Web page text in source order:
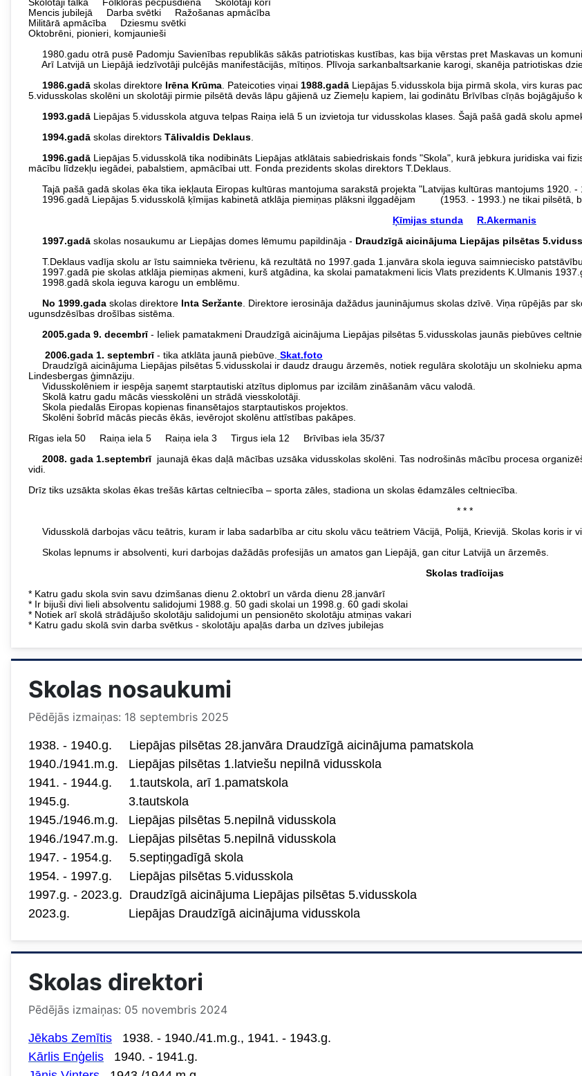
Mencis jubilejā Darba svētki Ražošanas apmācība
Militārā apmācība Dziesmu svētki
Oktobrēni, pionieri, komjaunieši
1980.gadu otrā pusē Padomju Savienības republikās sākās patriotiskas kustības, kas bija vērstas pret Maskavas un
Arī Latvijā un Liepājā iedzīvotāji pulcējās manifestācijās, mītiņos. Plīvoja sarkanbaltsarkanie karogi, skanēja patriotiskas
1986.gadā skolas direktore Irēna Krūma . Pateicoties viņai 1988.gadā Liepājas 5.vidusskola bija pirmā skola, virs kuras
5.vidusskolas skolēni un skolotāji pirmie pilsētā devās lāpu gājienā uz Ziemeļu kapiem, lai godinātu Brīvības cīņās bojāgājušo
1993.gadā Liepājas 5.vidusskola atguva telpas Raiņa ielā 5 un izvietoja tur vidusskolas klases. Šajā pašā gadā skolu
1994.gadā skolas direktors Tālivaldis Deklaus
1996.gadā Liepājas 5.vidusskolā tika nodibināts Liepājas atklātais sabiedriskais fonds "Skola", kurā jebkura juridiska vai
mācību līdzekļu iegādei, pabalstiem, apmācībai utt. Fonda prezidents skolas direktors T.Deklaus.
Tajā pašā gadā skolas ēka tika iekļauta Eiropas kultūras mantojuma sarakstā projekta "Latvijas kultūras mantojums 1920. -
1996.gadā Liepājas 5.vidusskolā ķīmijas kabinetā atklāja piemiņas plāksni ilggadējam (1953. - 1993.) ne tikai pilsētā,
Ķīmijas stunda
R.Akermanis
1997.gadā skolas nosaukumu ar Liepājas domes lēmumu papildināja - Draudzīgā aicinājuma Liepājas pilsētas
T.Deklaus vadīja skolu ar īstu saimnieka tvērienu, kā rezultātā no 1997.gada 1.janvāra skola ieguva saimniecisko
1997.gadā pie skolas atklāja piemiņas akmeni, kurš atgādina, ka skolai pamatakmeni licis Vlats prezidents K.Ulmanis
1998.gadā skola ieguva karogu un emblēmu.
No 1999.gada skolas direktore Inta Seržante . Direktore ierosināja dažādus jauninājumus skolas dzīvē. Viņa rūpējās par
ugunsdzēsības drošības sistēma.
2005.gada 9. decembrī - Ieliek pamatakmeni Draudzīgā aicinājuma Liepājas pilsētas 5.vidusskolas jaunās piebūves
2006.gada 1. septembrī - tika atklāta jaunā piebūve. Skat.foto
Draudzīgā aicinājuma Liepājas pilsētas 5.vidusskolai ir daudz draugu ārzemēs, notiek regulāra skolotāju un skolnieku
Lindesbergas ģimnāziju.
Vidusskolēniem ir iespēja saņemt starptautiski atzītus diplomus par izcilām zināšanām vācu valodā.
Skolā katru gadu mācās viesskolēni un strādā viesskolotāji.
Skola piedalās Eiropas kopienas finansētajos starptautiskos projektos.
Skolēni šobrīd mācās piecās ēkās, ievērojot skolēnu attīstības pakāpes.
Rīgas iela 50 Raiņa iela 5 Raiņa iela 3 Tirgus iela 12 Brīvības iela 35/37
2008. gada 1.septembrī jaunajā ēkas daļā mācības uzsāka vidusskolas skolēni. Tas nodrošinās mācību procesa
vidi.
Drīz tiks uzsākta skolas ēkas trešās kārtas celtniecība – sporta zāles, stadiona un skolas ēdamzāles celtniecība.
* * *
Vidusskolā darbojas vācu teātris, kuram ir laba sadarbība ar citu skolu vācu teātriem Vācijā, Polijā, Krievijā. Skolas koris ir
Skolas lepnums ir absolventi, kuri darbojas dažādās profesijās un amatos gan Liepājā, gan citur Latvijā un ārzemēs.
Skolas tradīcijas
* Katru gadu skola svin savu dzimšanas dienu 2.oktobrī un vārda dienu 28.janvārī
* Ir bijuši divi lieli absolventu salidojumi 1988.g. 50 gadi skolai un 1998.g. 60 gadi skolai
* Notiek arī skolā strādājušo skolotāju salidojumi un pensionēto skolotāju atmiņas vakari
* Katru gadu skolā svin darba svētkus - skolotāju apaļās darba un dzīves jubilejas
Skolas nosaukumi
Pēdējās izmaiņas: 18 septembris 2025
1938. - 1940.g. Liepājas pilsētas 28.janvāra Draudzīgā aicinājuma pamatskola
1940./1941.m.g. Liepājas pilsētas 1.latviešu nepilnā vidusskola
1941. - 1944.g. 1.tautskola, arī 1.pamatskola
1945.g. 3.tautskola
1945./1946.m.g. Liepājas pilsētas 5.nepilnā vidusskola
1946./1947.m.g. Liepājas pilsētas 5.nepilnā vidusskola
1947. - 1954.g. 5.septiņgadīgā skola
1954. - 1997.g. Liepājas pilsētas 5.vidusskola
1997.g. - 2023.g. Draudzīgā aicinājuma Liepājas pilsētas 5.vidusskola
2023.g. Liepājas Draudzīgā aicinājuma vidusskola
Skolas direktori
Pēdējās izmaiņas: 05 novembris 2024
Jēkabs Zemītis
1938. - 1940./41.m.g., 1941. - 1943.g.
Kārlis Enģelis 1940. - 1941.g.